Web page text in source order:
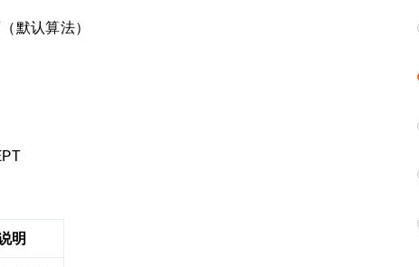
默认算法）
明